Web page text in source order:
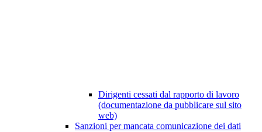
Dirigenti cessati dal rapporto di lavoro
(documentazione da pubblicare sul sito
web)
Sanzioni per mancata comunicazione dei dati